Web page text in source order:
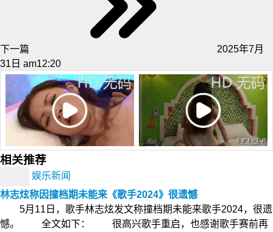
下一篇
2025年7月
31日 am12:20
相关推荐
娱乐新闻
林志炫称因撞档期未能来《歌手2024》很遗憾
5月11日，歌手林志炫发文称撞档期未能来歌手2024，很遗
憾。 全文如下： 很高兴歌手重启，也感谢歌手赛前再